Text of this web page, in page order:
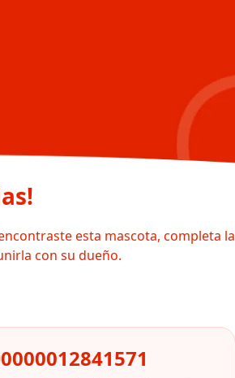
esta mascota, completa la
con su dueño.